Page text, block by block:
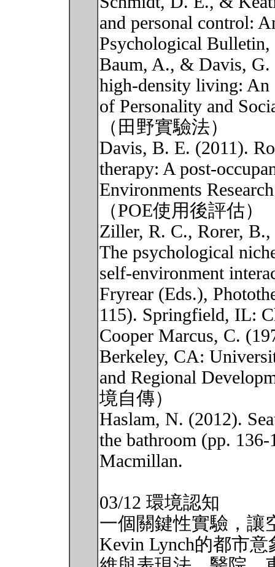
and personal control:
Psychological
Baum, A., & Davis, G.
high-density living: An
of Personality and
（田野實驗法）
Davis, B. E. (2011).
therapy: A post-
Environments
（POE使用後評估）
Ziller, R. C., Rorer,
The psychological
self-environment
Fryrear (Eds.),
115). Springfield, IL:
Cooper Marcus, C.
Berkeley, CA:
and Regional
境自傳）
Haslam, N. (2012).
the bathroom (pp.
Macmillan.
03/12 環境認知
一個關鍵性實驗，讓
Kevin Lynch的都市